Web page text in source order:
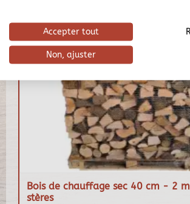
Bois de chauffage sec 40 cm - 2
stères
Accepter tout
Non, ajuster